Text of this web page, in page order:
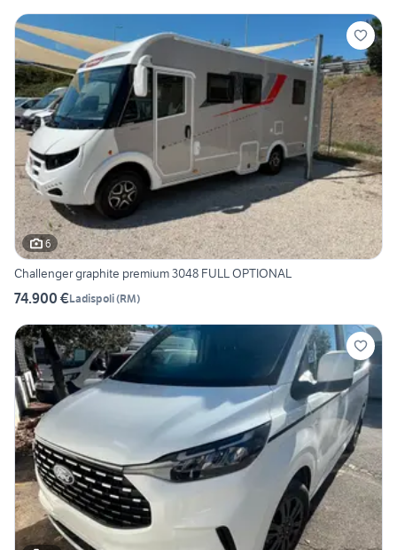
6
Challenger graphite premium 3048 FULL OPTIONAL
74.900 €Ladispoli(RM)